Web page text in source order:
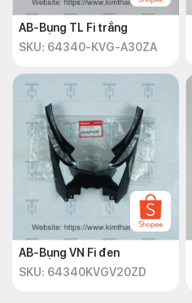
AB-Bụng TL Fi trắng
SKU: 64340-KVG-A30ZA
AB-Bụng VN Fi đen
SKU: 64340KVGV20ZD